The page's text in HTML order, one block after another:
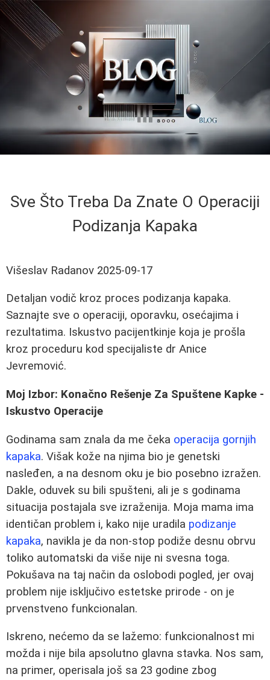
Sve Što Treba Da Znate O Operaciji
Podizanja Kapaka
Višeslav Radanov 2025-09-17
Detaljan vodič kroz proces podizanja kapaka.
Saznajte sve o operaciji, oporavku, osećajima i
rezultatima. Iskustvo pacijentkinje koja je prošla
kroz proceduru kod specijaliste dr Anice
Jevremović.
Moj Izbor: Konačno Rešenje Za Spuštene Kapke -
Iskustvo Operacije
Godinama sam znala da me čeka operacija gornjih
kapaka. Višak kože na njima bio je genetski
nasleđen, a na desnom oku je bio posebno izražen.
Dakle, oduvek su bili spušteni, ali je s godinama
situacija postajala sve izraženija. Moja mama ima
identičan problem i, kako nije uradila podizanje
kapaka, navikla je da non-stop podiže desnu obrvu
toliko automatski da više nije ni svesna toga.
Pokušava na taj način da oslobodi pogled, jer ovaj
problem nije isključivo estetske prirode - on je
prvenstveno funkcionalan.
Iskreno, nećemo da se lažemo: funkcionalnost mi
možda i nije bila apsolutno glavna stavka. Nos sam,
na primer, operisala još sa 23 godine zbog